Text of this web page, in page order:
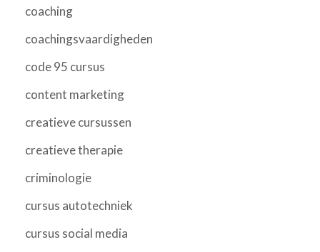
coaching
coachingsvaardigheden
code 95 cursus
content marketing
creatieve cursussen
creatieve therapie
criminologie
cursus autotechniek
cursus social media